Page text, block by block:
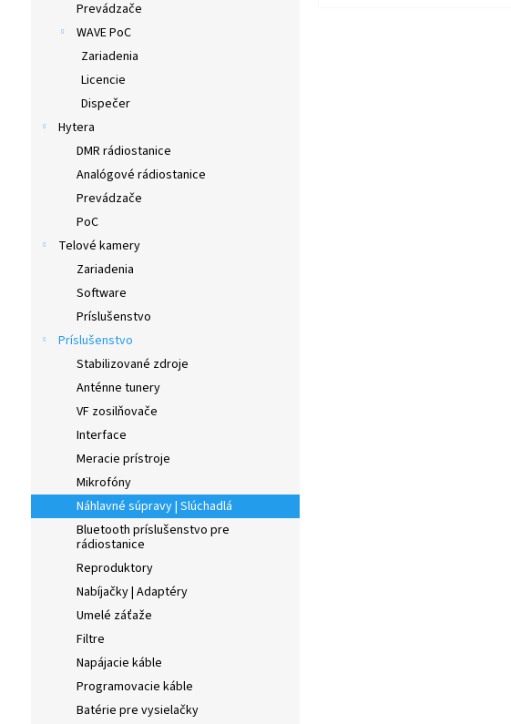
Prevádzače
WAVE PoC
Zariadenia
Licencie
Dispečer
Hytera
DMR rádiostanice
Analógové rádiostanice
Prevádzače
PoC
Telové kamery
Zariadenia
Software
Príslušenstvo
Príslušenstvo
Stabilizované zdroje
Anténne tunery
VF zosilňovače
Interface
Meracie prístroje
Mikrofóny
Náhlavné súpravy | Slúchadlá
Bluetooth príslušenstvo pre
rádiostanice
Reproduktory
Nabíjačky | Adaptéry
Umelé záťaže
Filtre
Napájacie káble
Programovacie káble
Batérie pre vysielačky